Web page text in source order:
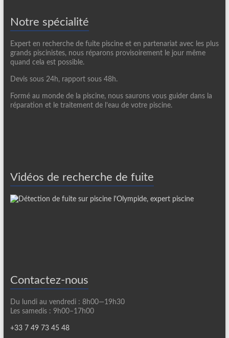
Notre spécialité
Expert en recherche de fuite piscine et en partenariat avec les plus
grands piscinistes, nous réparons provisoirement le jour même
quand cela est possible.
Devis sous 24h, rapport sous 48h.
Formé au monde de la piscine, nous saurons vous guider dans la
réparation et le traitement de l’eau de votre piscine.
Vidéos de recherche de fuite
Contactez-nous
Du lundi au vendredi : 8h00—19h30
Les samedis : 9h00–17h00
+33 7 49 73 45 48